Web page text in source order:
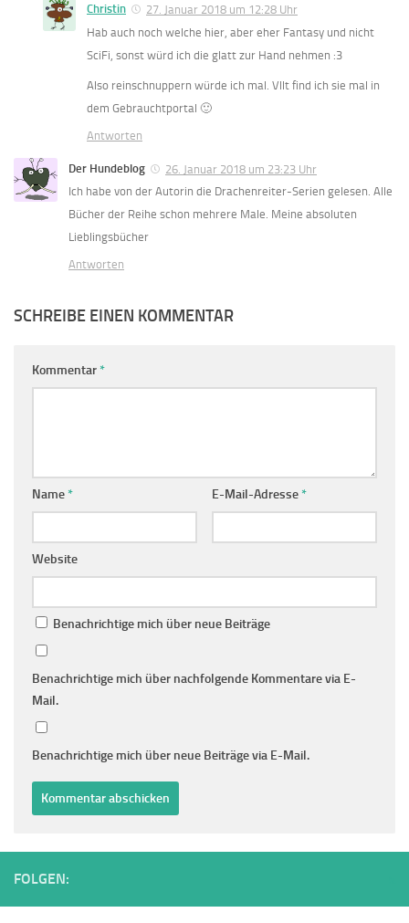
Christin
27. Januar 2018 um 12:28 Uhr
Hab auch noch welche hier, aber eher Fantasy und nicht
SciFi, sonst würd ich die glatt zur Hand nehmen :3
Also reinschnuppern würde ich mal. Vllt find ich sie mal in
dem Gebrauchtportal 🙂
Antworten
Der Hundeblog
26. Januar 2018 um 23:23 Uhr
Ich habe von der Autorin die Drachenreiter-Serien gelesen. Alle
Bücher der Reihe schon mehrere Male. Meine absoluten
Lieblingsbücher
Antworten
SCHREIBE EINEN KOMMENTAR
Kommentar*
Name* E-Mail-Adresse*
Website
Benachrichtige mich über neue Beiträge
Benachrichtige mich über nachfolgende Kommentare via E-
Mail.
Benachrichtige mich über neue Beiträge via E-Mail.
FOLGEN: